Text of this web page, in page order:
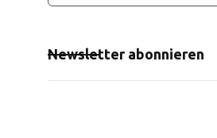
Newsletter abonnieren